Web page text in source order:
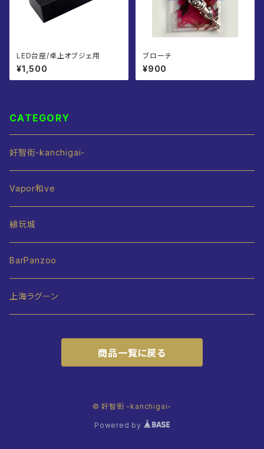
LED台座/卓上オブジェ用
¥1,500
ブローチ
¥900
CATEGORY
奸智街-kanchigai-
Vapor和ve
緋玩城
BarPanzoo
上海ラグーン
商品一覧に戻る
© 奸智街 -kanchigai-
Powered by